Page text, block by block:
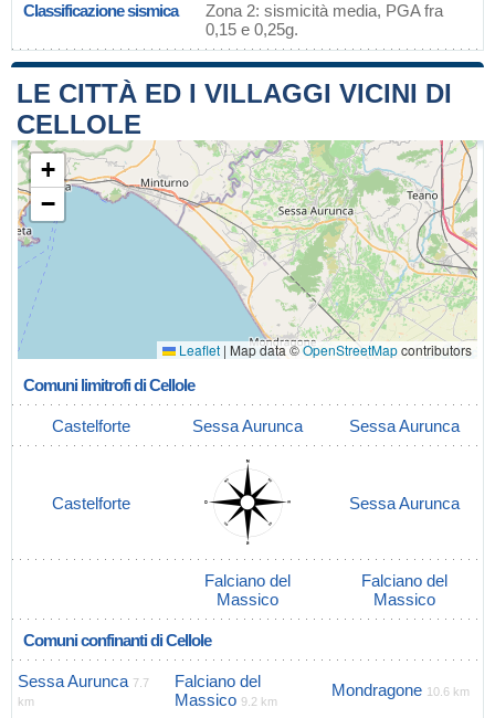
Classificazione sismica
Zona 2: sismicità media, PGA fra
0,15 e 0,25g.
LE CITTÀ ED I VILLAGGI VICINI DI
CELLOLE
+
−
Leaflet | Map data ©OpenStreetMapcontributors
Comuni limitrofi di Cellole
Castelforte Sessa Aurunca Sessa Aurunca
Castelforte Sessa Aurunca
Falciano del
Massico
Falciano del
Massico
Comuni confinanti di Cellole
Sessa Aurunca 7.7
km
Falciano del
Massico 9.2 km
Mondragone 10.6 km